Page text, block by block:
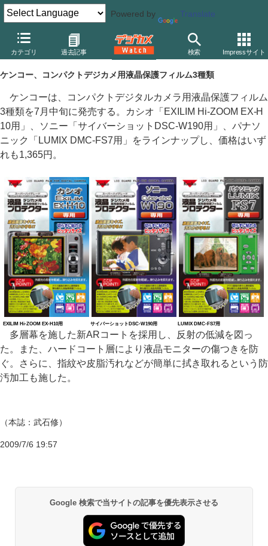
Powered by Translate
カテゴリ 過去記事 検索 Impressサイト
デジカメ Watch カメラ レンズ一体型（コンパクト）カメラ カ
ケンコー、コンパクトデジカメ用液晶保護フィルム3種類
ケンコーは、コンパクトデジタルカメラ用液晶保護フィルム
3種類を7月中旬に発売する。カシオ「EXILIM Hi-ZOOM EX-H
10用」、ソニー「サイバーショットDSC-W190用」、パナソ
ニック「LUMIX DMC-FS7用」をラインナップし、価格はいず
れも1,365円。
EXILIM Hi-ZOOM EX-H10用 サイバーショットDSC-W190用 LUMIX DMC-FS7用
多層幕を施した新ARコートを採用し、反射の低減を図っ
た。また、ハードコート層により液晶モニターの傷つきを防
ぐ。さらに、指紋や皮脂汚れなどが簡単に拭き取れるという防
汚加工も施した。
（本誌：武石修）
2009/7/6 19:57
Google 検索で当サイトの記事を優先表示させる